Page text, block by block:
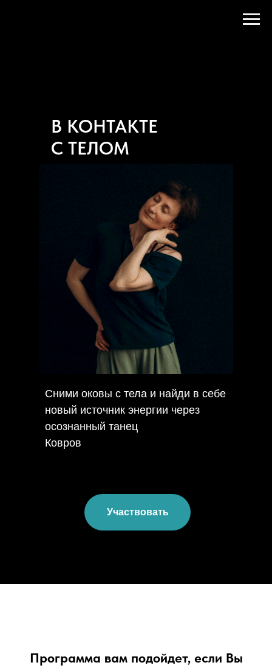
В КОНТАКТЕ
С ТЕЛОМ
Сними оковы с тела и найди в себе
новый источник энергии через
осознанный танец
Ковров
Участвовать
Программа вам подойдет, если Вы